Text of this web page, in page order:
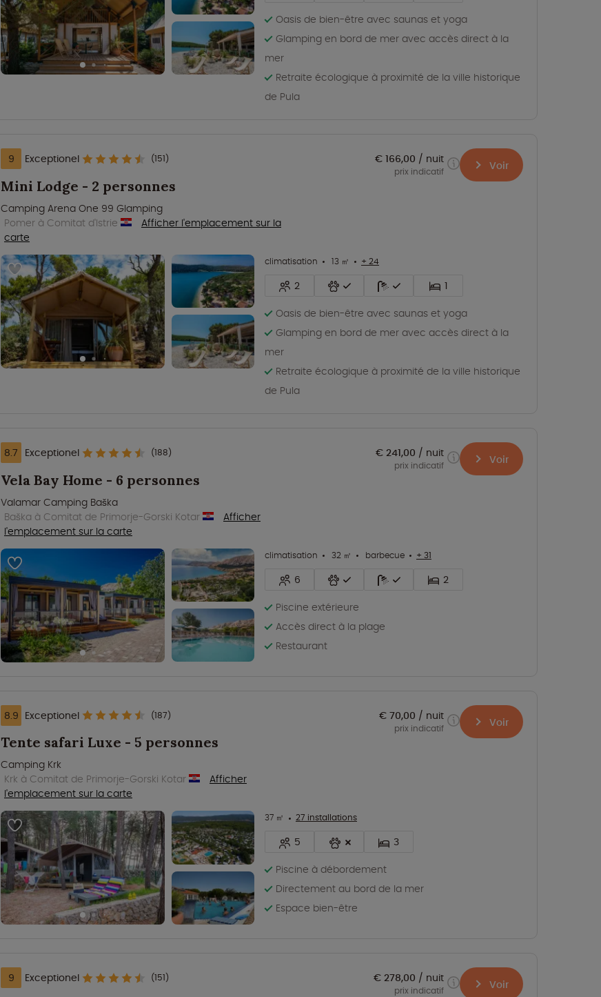
Oasis de bien-être avec saunas et yoga
Glamping en bord de mer avec accès direct à la
mer
Retraite écologique à proximité de la ville historique
de Pula
9 Exceptionel (151)
Mini Lodge - 2 personnes
Camping Arena One 99 Glamping
Pomer à Comitat d'Istrie
Afficher l'emplacement sur la
carte
climatisation 13 ㎡ + 24
2
1
Oasis de bien-être avec saunas et yoga
Glamping en bord de mer avec accès direct à la
mer
Retraite écologique à proximité de la ville historique
de Pula
€ 166,00 nuit
prix indicatif Voir
8.7 Exceptionel (188)
Vela Bay Home - 6 personnes
Valamar Camping Baška
Baška à Comitat de Primorje-Gorski Kotar
Afficher
l'emplacement sur la carte
climatisation 32 ㎡ barbecue + 31
6
2
Piscine extérieure
Accès direct à la plage
Restaurant
€ 241,00 nuit
prix indicatif Voir
8.9 Exceptionel (187)
Tente safari Luxe - 5 personnes
Camping Krk
Krk à Comitat de Primorje-Gorski Kotar
Afficher
l'emplacement sur la carte
37 ㎡ 27 installations
5
3
Piscine à débordement
Directement au bord de la mer
Espace bien-être
€ 70,00 nuit
prix indicatif Voir
9 Exceptionel (151) € 278,00 nuit
prix indicatif Voir